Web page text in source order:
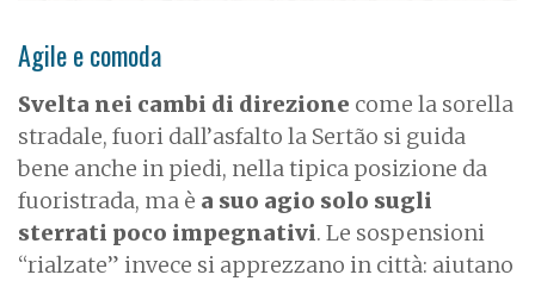
Agile e comoda
Svelta nei cambi di direzione come la sorella
stradale, fuori dall’asfalto la Sertão si guida
bene anche in piedi, nella tipica posizione da
fuoristrada, ma è a suo agio solo sugli
sterrati poco impegnativi. Le sospensioni
“rialzate” invece si apprezzano in città: aiutano